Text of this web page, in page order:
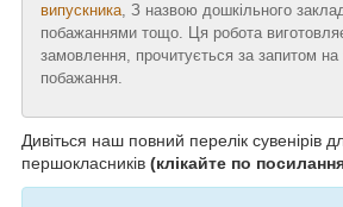
випускника, З назвою дошкільного
побажаннями тощо. Ця робота
замовлення, прочитується за запитом на
побажання.
Дивіться наш повний перелік сувенірів
першокласників (клікайте по